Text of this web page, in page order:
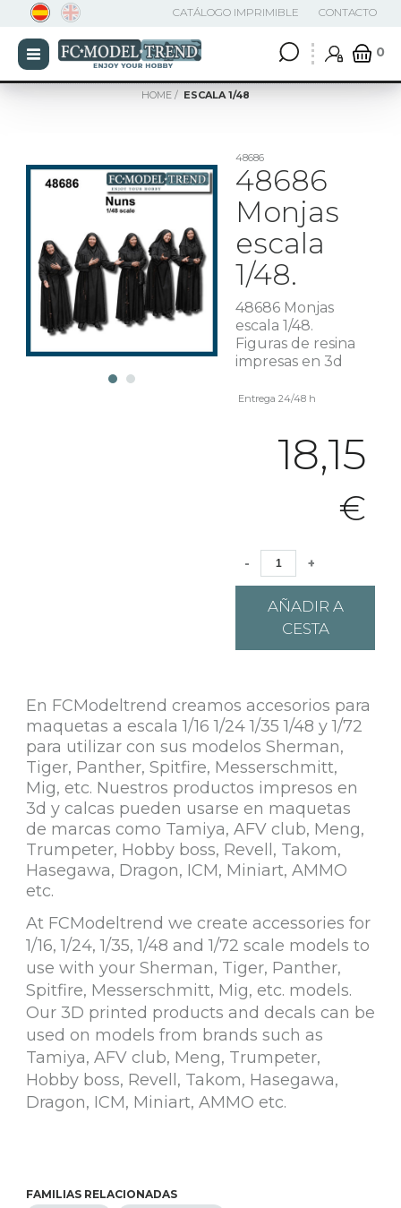
0
CATÁLOGO IMPRIMIBLE CONTACTO
HOME ESCALA 1/48
48686
48686
Monjas
escala
1/48.
48686 Monjas
escala 1/48.
Figuras de resina
impresas en 3d
Entrega 24/48 h
18,15
€
- +
AÑADIR A
CESTA
En FCModeltrend creamos accesorios para
maquetas a escala 1/16 1/24 1/35 1/48 y 1/72
para utilizar con sus modelos Sherman,
Tiger, Panther, Spitfire, Messerschmitt,
Mig, etc. Nuestros productos impresos en
3d y calcas pueden usarse en maquetas
de marcas como Tamiya, AFV club, Meng,
Trumpeter, Hobby boss, Revell, Takom,
Hasegawa, Dragon, ICM, Miniart, AMMO
etc.
At FCModeltrend we create accessories for
1/16, 1/24, 1/35, 1/48 and 1/72 scale models to
use with your Sherman, Tiger, Panther,
Spitfire, Messerschmitt, Mig, etc. models.
Our 3D printed products and decals can be
used on models from brands such as
Tamiya, AFV club, Meng, Trumpeter,
Hobby boss, Revell, Takom, Hasegawa,
Dragon, ICM, Miniart, AMMO etc.
FAMILIAS RELACIONADAS